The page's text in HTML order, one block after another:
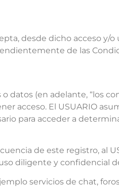
desde dicho acceso y/o
de las
datos (en adelante, “los
acceso. El USUARIO
para acceder a
de este registro, al
diligente y confidencial
servicios de chat,